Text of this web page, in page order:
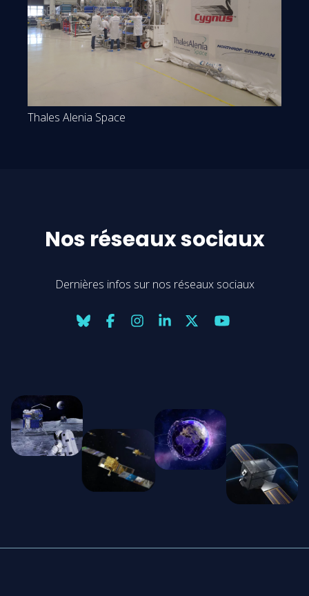
Thales Alenia Space
Nos réseaux sociaux
Dernières infos sur nos réseaux sociaux